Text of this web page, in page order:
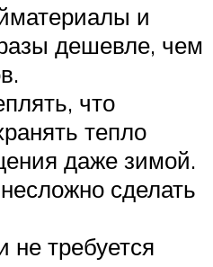
и
дешевле, чем
что
тепло
даже зимой.
сделать
не требуется